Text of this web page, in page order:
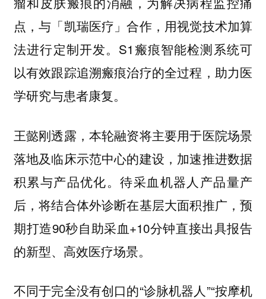
点，与「凯瑞医疗」合作，用视觉技术加算
法进行定制开发。S1瘢痕智能检测系统可
以有效跟踪追溯瘢痕治疗的全过程，助力医
学研究与患者康复。
王懿刚透露，本轮融资将主要用于医院场景
落地及临床示范中心的建设，加速推进数据
积累与产品优化。待采血机器人产品量产
后，将结合体外诊断在基层大面积推广，预
期打造90秒自助采血+10分钟直接出具报告
的新型、高效医疗场景。
不同于完全没有创口的“诊脉机器人”“按摩机